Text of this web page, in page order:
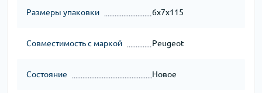
Размеры упаковки 6x7x115
Совместимость с маркой Peugeot
Состояние Новое